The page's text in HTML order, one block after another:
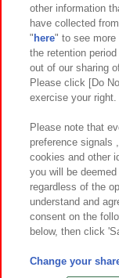
関連会社
プライバシーポリ
お取引先さ
カスタマーハラスメ
other information
have collected
" here" to see more
the retention
out of our sharing
Please click [Do
exercise your right.
Please note that
preference signals
cookies and other
you will be
regardless of the
understand and
consent on the
below, then click
Change your